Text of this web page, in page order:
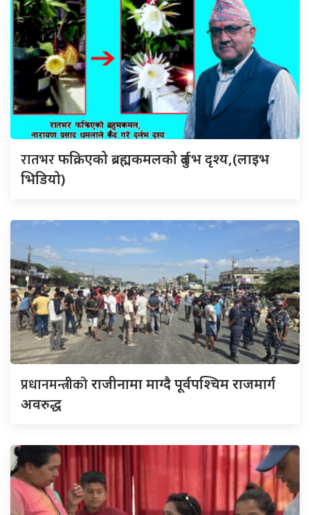
रातभरफक्रिएको ब्रह्मकमलको दुर्लभ दृश्य,(लाइभ
भिडियो)
प्रधानमन्त्रीकोराजीनामा माग्दै पूर्वपश्चिम राजमार्ग
अवरुद्ध